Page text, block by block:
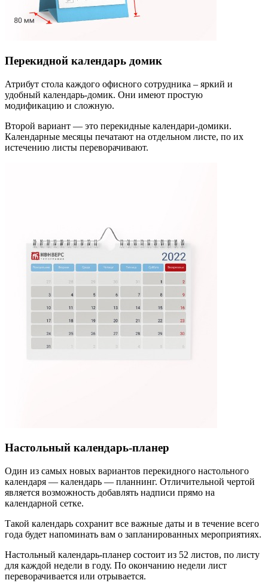
Перекидной календарь домик
Атрибут стола каждого офисного сотрудника – яркий и
удобный календарь-домик. Они имеют простую
модификацию и сложную.
Второй вариант — это перекидные календари-домики.
Календарные месяцы печатают на отдельном листе, по их
истечению листы переворачивают.
Настольный календарь-планер
Один из самых новых вариантов перекидного настольного
календаря — календарь — планнинг. Отличительной чертой
является возможность добавлять надписи прямо на
календарной сетке.
Такой календарь сохранит все важные даты и в течение всего
года будет напоминать вам о запланированных мероприятиях.
Настольный календарь-планер состоит из 52 листов, по листу
для каждой недели в году. По окончанию недели лист
переворачивается или отрывается.